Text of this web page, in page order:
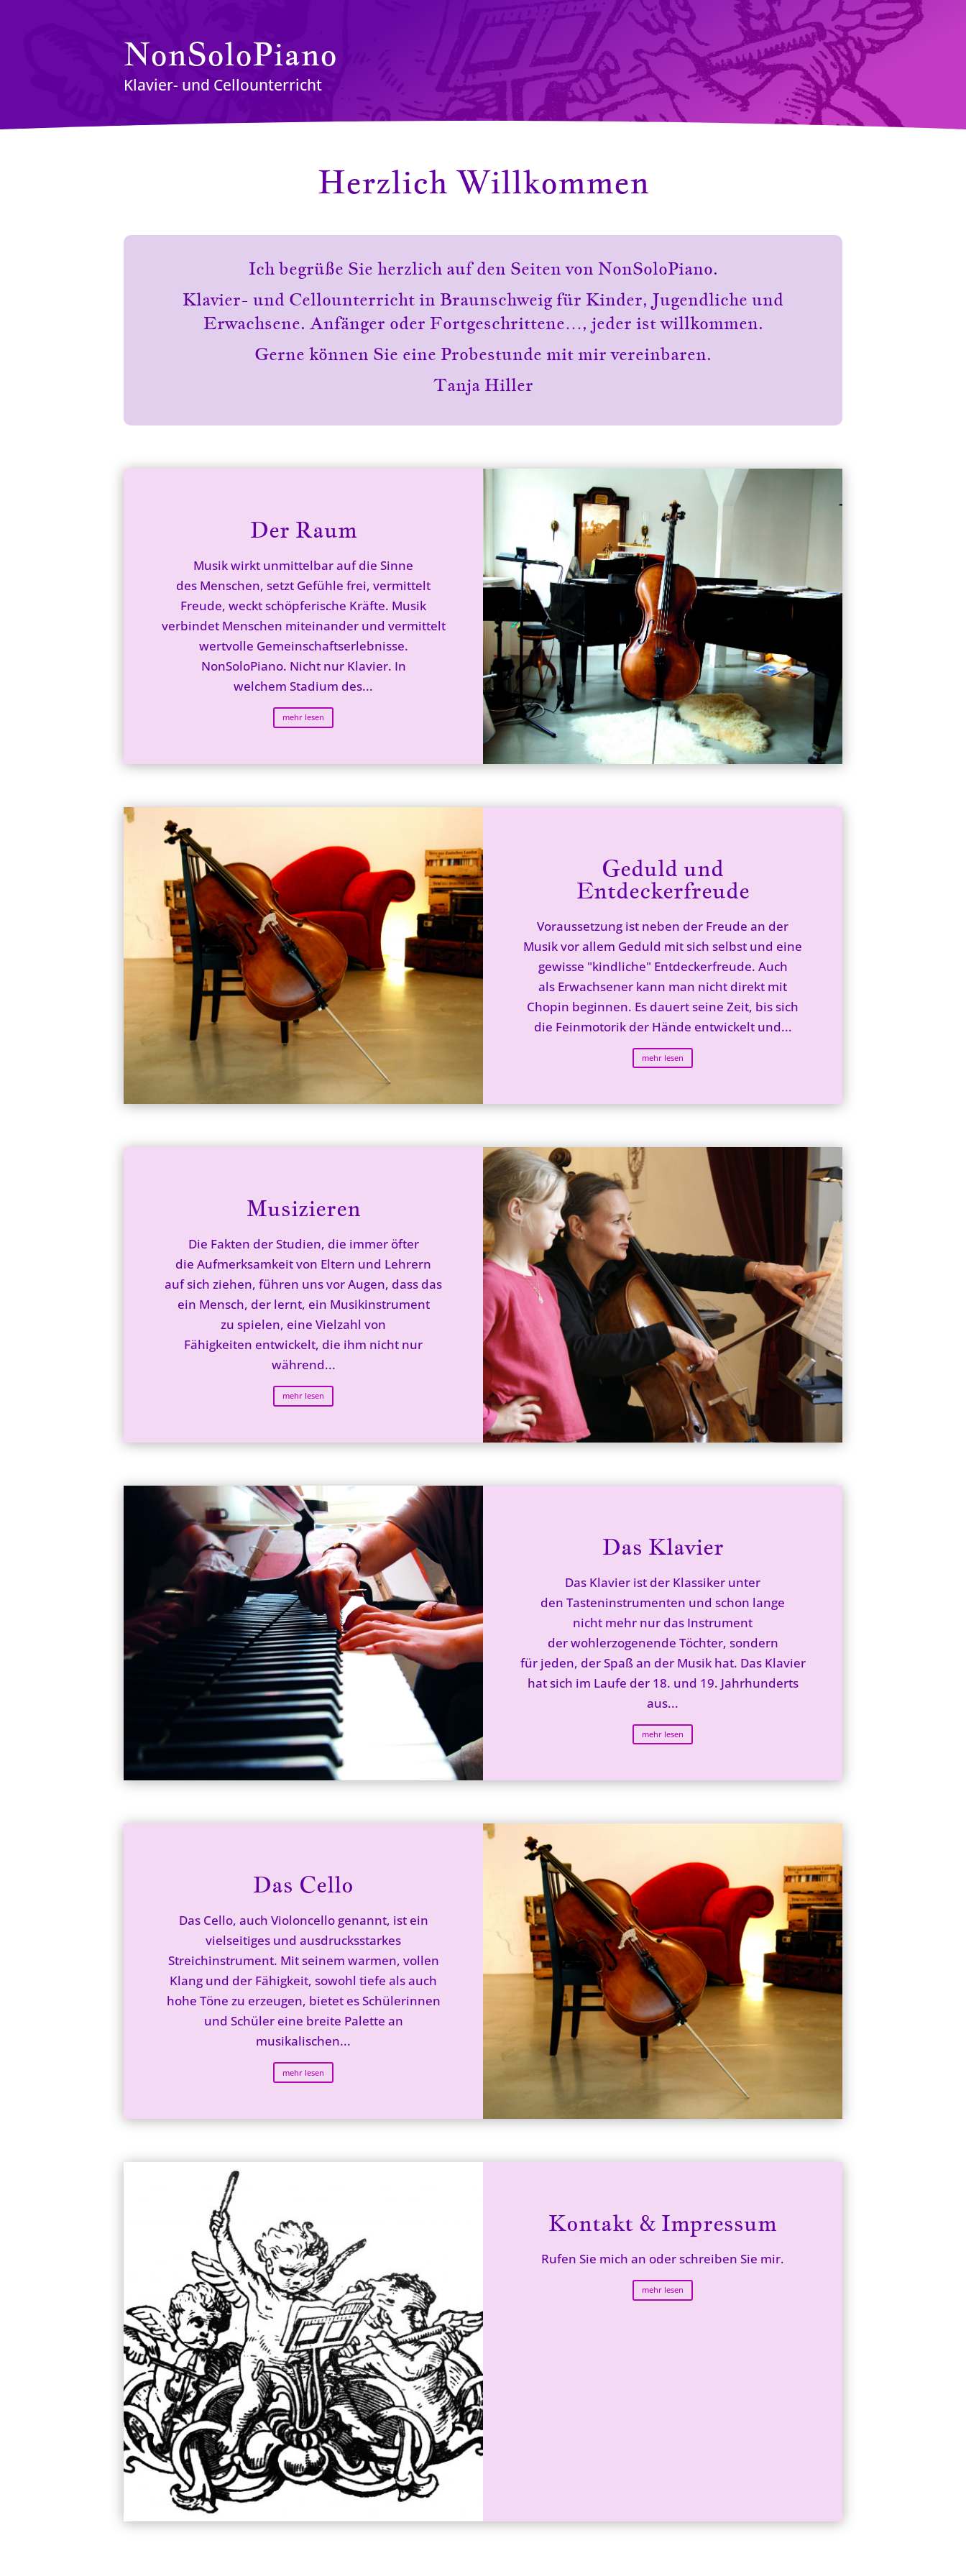
NonSoloPiano
Klavier- und Cellounterricht
Herzlich Willkommen
Ich begrüße Sie herzlich auf den Seiten von NonSoloPiano.
Klavier- und Cellounterricht in Braunschweig für Kinder, Jugendliche und
Erwachsene. Anfänger oder Fortgeschrittene…, jeder ist willkommen.
Gerne können Sie eine Probestunde mit mir vereinbaren.
Tanja Hiller
Der Raum
Musik wirkt unmittelbar auf die Sinne
des Menschen, setzt Gefühle frei, vermittelt
Freude, weckt schöpferische Kräfte. Musik
verbindet Menschen miteinander und vermittelt
wertvolle Gemeinschaftserlebnisse.
NonSoloPiano. Nicht nur Klavier. In
welchem Stadium des...
mehr lesen
Geduld und
Entdeckerfreude
Voraussetzung ist neben der Freude an der
Musik vor allem Geduld mit sich selbst und eine
gewisse "kindliche" Entdeckerfreude. Auch
als Erwachsener kann man nicht direkt mit
Chopin beginnen. Es dauert seine Zeit, bis sich
die Feinmotorik der Hände entwickelt und...
mehr lesen
Musizieren
Die Fakten der Studien, die immer öfter
die Aufmerksamkeit von Eltern und Lehrern
auf sich ziehen, führen uns vor Augen, dass das
ein Mensch, der lernt, ein Musikinstrument
zu spielen, eine Vielzahl von
Fähigkeiten entwickelt, die ihm nicht nur
während...
mehr lesen
Das Klavier
Das Klavier ist der Klassiker unter
den Tasteninstrumenten und schon lange
nicht mehr nur das Instrument
der wohlerzogenende Töchter, sondern
für jeden, der Spaß an der Musik hat. Das Klavier
hat sich im Laufe der 18. und 19. Jahrhunderts
aus...
mehr lesen
Das Cello
Das Cello, auch Violoncello genannt, ist ein
vielseitiges und ausdrucksstarkes
Streichinstrument. Mit seinem warmen, vollen
Klang und der Fähigkeit, sowohl tiefe als auch
hohe Töne zu erzeugen, bietet es Schülerinnen
und Schüler eine breite Palette an
musikalischen...
mehr lesen
Kontakt & Impressum
Rufen Sie mich an oder schreiben Sie mir.
mehr lesen